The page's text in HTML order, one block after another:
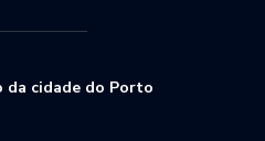
da cidade do Porto